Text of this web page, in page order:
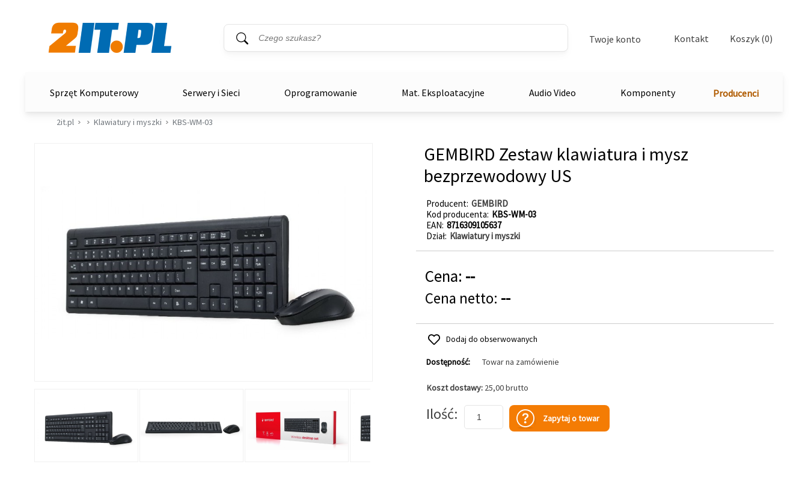
Wyszukiwarka
Słowo kluczowe
Twoje konto Kontakt Koszyk (0)
Sprzęt Komputerowy Serwery i Sieci Oprogramowanie Mat. Eksploatacyjne Audio Video Komponenty Producenci
2it.pl Klawiatury i myszki KBS-WM-03
GEMBIRD Zestaw klawiatura i mysz
bezprzewodowy US
Producent GEMBIRD
Kod producenta KBS-WM-03
EAN 8716309105637
Dział Klawiatury i myszki
Cena: --
Cena netto: --
Dodaj do obserwowanych
Dostępność: Towar na zamówienie
Koszt dostawy: 25,00 brutto
Ilość Zapytaj o towar